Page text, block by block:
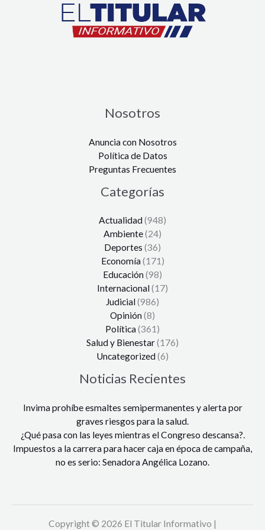
Nosotros
Anuncia con Nosotros
Política de Datos
Preguntas Frecuentes
Categorías
Actualidad(948)
Ambiente(24)
Deportes (36)
Economía(171)
Educación(98)
Internacional(17)
Judicial(986)
Opinión(8)
Política(361)
Salud y Bienestar(176)
Uncategorized(6)
Noticias Recientes
Invima prohíbe esmaltes semipermanentes y alerta por
graves riesgos para la salud.
¿Qué pasa con las leyes mientras el Congreso descansa?.
Impuestos a la carrera para hacer caja en época de campaña,
no es serio: Senadora Angélica Lozano.
Copyright © 2026 El Titular Informativo |